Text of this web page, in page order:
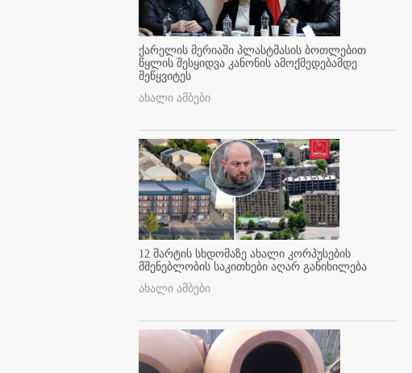
ქარელის მერიაში პლასტმასის ბოთლებით
წყლის შესყიდვა კანონის ამოქმედებამდე
შეწყვიტეს
ახალი ამბები
12 მარტის სხდომაზე ახალი კორპუსების
მშენებლობის საკითხები აღარ განიხილება
ახალი ამბები